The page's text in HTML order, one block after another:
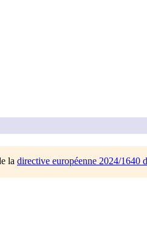
la directive européenne 2024/1640